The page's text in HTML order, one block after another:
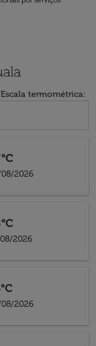
Escala termométrica:
2026
2026
2026